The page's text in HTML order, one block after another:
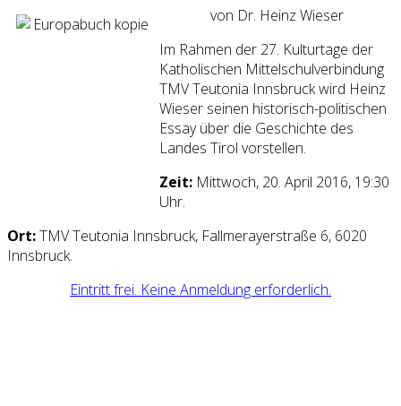
von Dr. Heinz Wieser
Im Rahmen der 27. Kulturtage der
Katholischen Mittelschulverbindung
TMV Teutonia Innsbruck wird Heinz
Wieser seinen historisch-politischen
Essay über die Geschichte des
Landes Tirol vorstellen.
Zeit: Mittwoch, 20. April 2016, 19:30
Uhr.
Ort:TMV Teutonia Innsbruck, Fallmerayerstraße 6, 6020
Innsbruck.
Eintritt frei. Keine Anmeldung erforderlich.